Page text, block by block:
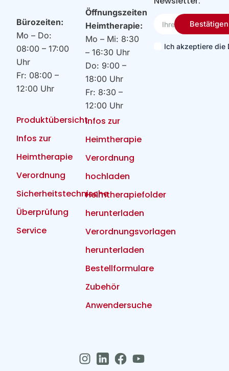
Bürozeiten:
Mo – Do:
08:00 – 17:00
Uhr
Fr: 08:00 –
12:00 Uhr
Produktübersicht
Infos zur
Heimtherapie
Verordnung
Sicherheitstechnische
Überprüfung
Service
Öffnungszeiten
Heimtherapie:
Mo – Mi: 8:30
– 16:30 Uhr
Do: 9:00 –
18:00 Uhr
Fr: 8:30 –
12:00 Uhr
Infos zur
Heimtherapie
Verordnung
hochladen
Heimtherapiefolder
herunterladen
Verordnungsvorlagen
herunterladen
Bestellformulare
Zubehör
Anwendersuche
Email
Ich akzeptiere die
Bestätigen